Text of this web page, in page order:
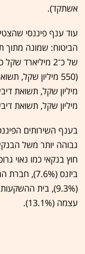
אשתקד).
עוד ענף פיננסי
הביטוח: שמונה מתוך
של כ־2
מיליון שקל, תשואת דיבידנד
בענף השירותים
גבוהה יותר משל
ביזנס
עצמה (13.1%).